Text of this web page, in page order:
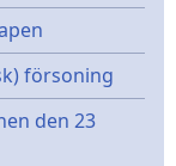
försoning
den 23